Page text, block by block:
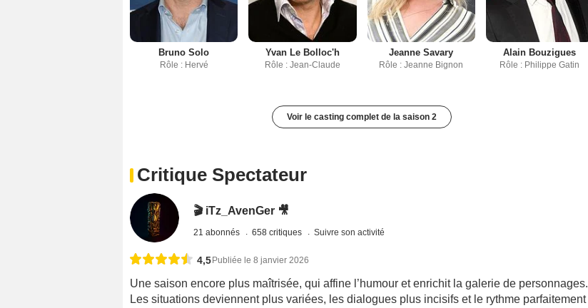
Bruno Solo
Rôle : Hervé
Yvan Le Bolloc'h
Rôle : Jean-Claude
Jeanne Savary
Rôle : Jeanne Bignon
Alain Bouzigues
Rôle : Philippe Gatin
Voir le casting complet de la saison 2
Critique Spectateur
🎬 iTz_AvenGer 🎥
21 abonnés 658 critiques Suivre son activité
4,5 Publiée le 8 janvier 2026
Une saison encore plus maîtrisée, qui affine l’humour et enrichit la galerie de personnages.
Les situations deviennent plus variées, les dialogues plus incisifs et le rythme parfaitement